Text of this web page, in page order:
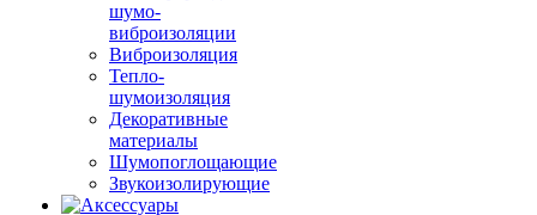
шумо-
виброизоляции
Виброизоляция
Тепло-
шумоизоляция
Декоративные
материалы
Шумопоглощающие
Звукоизолирующие